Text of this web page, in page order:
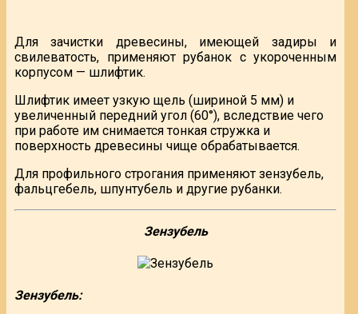
Для зачистки древесины, имеющей задиры и
свилеватость, применяют рубанок с укороченным
корпусом — шлифтик.
Шлифтик имеет узкую щель (шириной 5 мм) и
увеличенный передний угол (60°), вследствие чего
при работе им снимается тонкая стружка и
поверхность древесины чище обрабатывается.
Для профильного строгания применяют зензубель,
фальцгебель, шпунтубель и другие рубанки.
Зензубель
Зензубель: